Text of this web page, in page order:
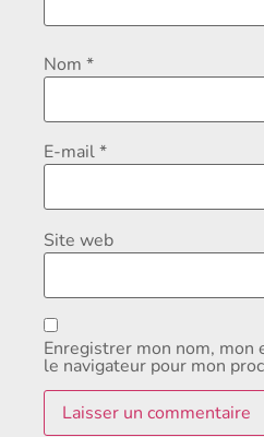
Nom *
E-mail*
Site web
Enregistrer mon nom, mon
le navigateur pour mon